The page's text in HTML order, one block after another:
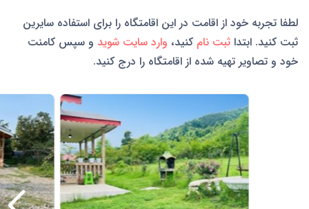
لطفا تجربه خود از اقامت در این اقامتگاه را برای استفاده سایرین
ثبت کنید. ابتدا ثبت نام کنید، وارد سایت شوید و سپس کامنت
خود و تصاویر تهیه شده از اقامتگاه را درج کنید.